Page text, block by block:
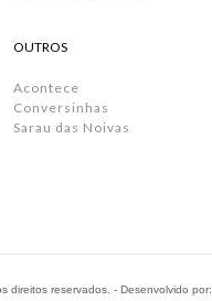
OUTROS
Acontece
Conversinhas
Sarau das Noivas
direitos reservados. - Desenvolvido por: